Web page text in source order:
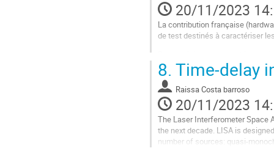
20/11/2023
La contribution française
de test destinés à caractériser
l’interférométrie hétérodyne à
Aller
à
la
page
de
la
8. Time-delay
Raissa Costa barroso
20/11/2023
The Laser Interferometer Space
the next decade. LISA is
number of sources: quasi-